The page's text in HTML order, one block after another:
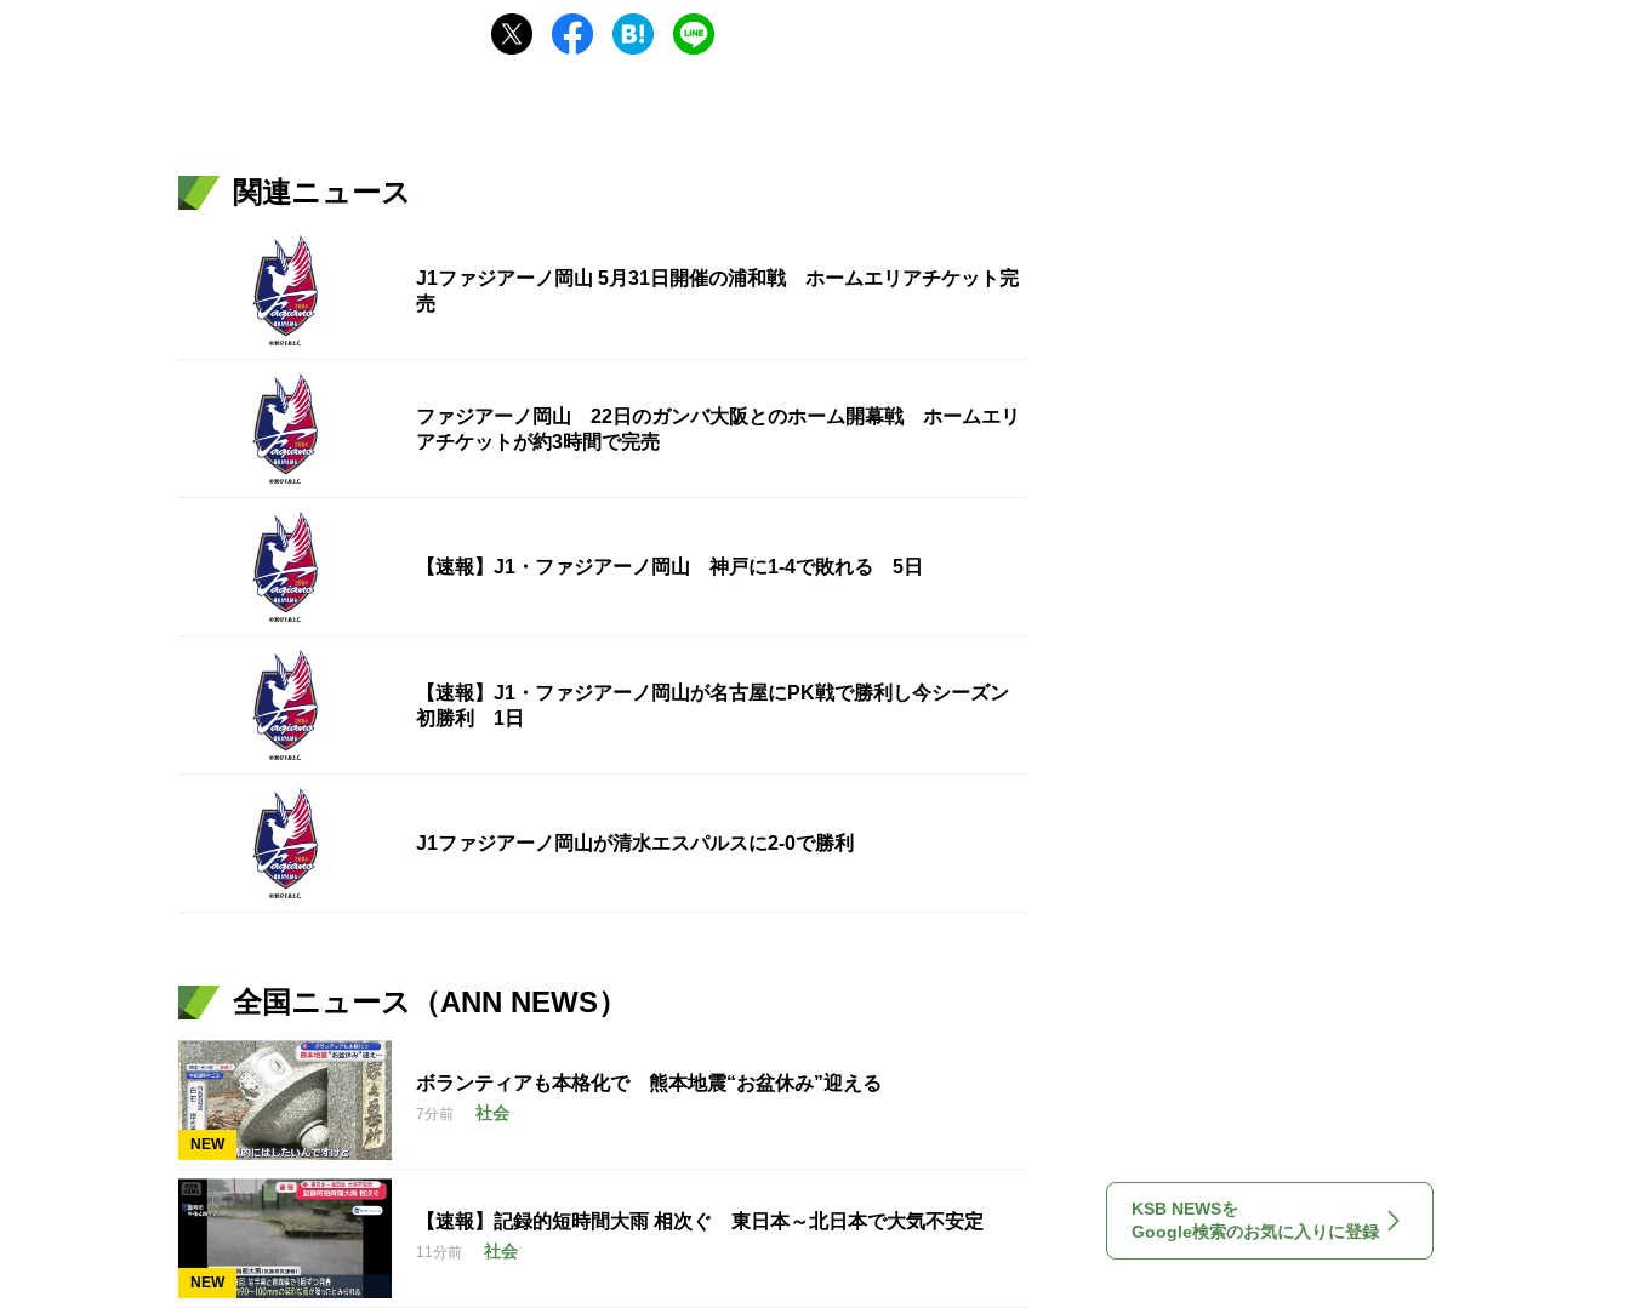
関連ニュース
J1ファジアーノ岡山 5月31日開催の浦和戦 ホームエリアチケット完
売
ファジアーノ岡山 22日のガンバ大阪とのホーム開幕戦 ホームエリ
アチケットが約3時間で完売
【速報】J1・ファジアーノ岡山 神戸に1-4で敗れる 5日
【速報】J1・ファジアーノ岡山が名古屋にPK戦で勝利し今シーズン
初勝利 1日
J1ファジアーノ岡山が清水エスパルスに2-0で勝利
全国ニュース（ANN NEWS）
NEW
ボランティアも本格化で 熊本地震“お盆休み”迎える
7分前 社会
NEW
【速報】記録的短時間大雨 相次ぐ 東日本～北日本で大気不安定
11分前 社会
KSB NEWSを
Google検索のお気に入りに登録